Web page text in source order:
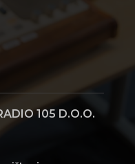
105 D.O.O.